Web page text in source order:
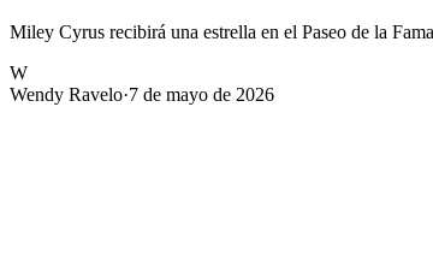
Miley Cyrus recibirá una estrella en el Paseo de la
W
Wendy Ravelo·7 de mayo de 2026